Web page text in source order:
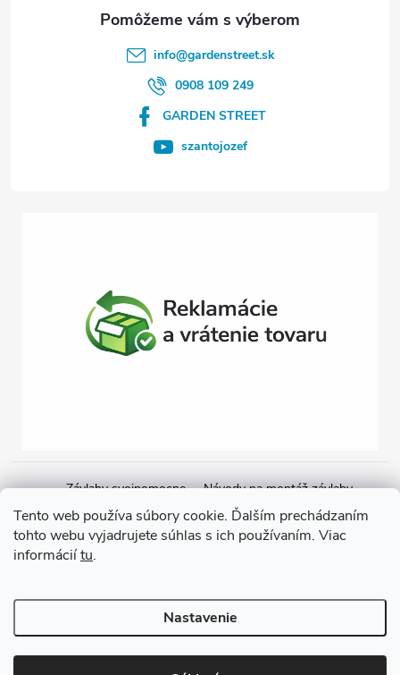
Tento web používa súbory cookie. Ďalším prechádzaním
tohto webu vyjadrujete súhlas s ich používaním. Viac
informáciítu.
Nastavenie
info@gardenstreet.sk
0908 109 249
GARDEN STREET
szantojozef
Závlahy svojpomocne
Návody na montáž závlahy
Cenová ponuka na závlahu
Blogové články
Čerpacie zostavy
Poradenstvo
Ponorné čerpadlá
Vytvoril Shoptet
Copyright 2026GARDEN STREET. Všetky práva vyhradené.